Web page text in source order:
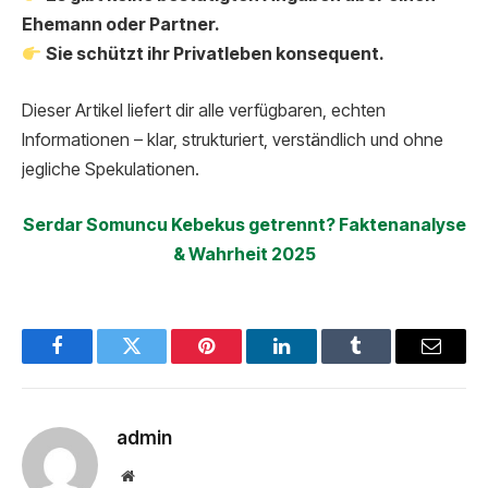
Ehemann oder Partner.
Sie schützt ihr Privatleben konsequent.
Dieser Artikel liefert dir alle verfügbaren, echten
Informationen – klar, strukturiert, verständlich und ohne
jegliche Spekulationen.
Serdar Somuncu Kebekus getrennt? Faktenanalyse
& Wahrheit 2025
FacebookTwitter Pinterest LinkedInTumblr Email
admin
Website